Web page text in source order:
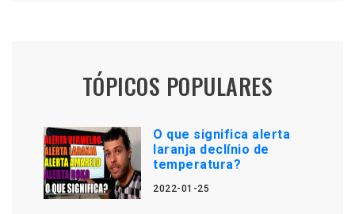
TÓPICOS POPULARES
O que significa alerta
laranja declínio de
temperatura?
2022-01-25